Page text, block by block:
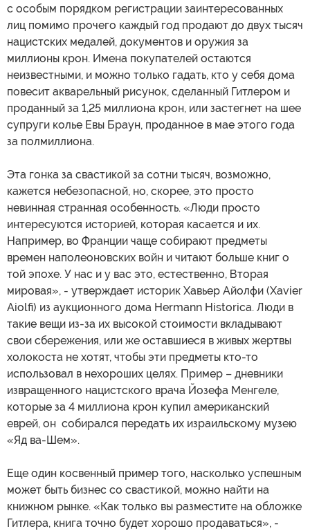
с особым порядком регистрации заинтересованных
лиц помимо прочего каждый год продают до двух тысяч
нацистских медалей, документов и оружия за
миллионы крон. Имена покупателей остаются
неизвестными, и можно только гадать, кто у себя дома
повесит акварельный рисунок, сделанный Гитлером и
проданный за 1,25 миллиона крон, или застегнет на шее
супруги колье Евы Браун, проданное в мае этого года
за полмиллиона.
Эта гонка за свастикой за сотни тысяч, возможно,
кажется небезопасной, но, скорее, это просто
невинная странная особенность. «Люди просто
интересуются историей, которая касается и их.
Например, во Франции чаще собирают предметы
времен наполеоновских войн и читают больше книг о
той эпохе. У нас и у вас это, естественно, Вторая
мировая», - утверждает историк Хавьер Айолфи (Xavier
Aiolfi) из аукционного дома Hermann Historica. Люди в
такие вещи из-за их высокой стоимости вкладывают
свои сбережения, или же оставшиеся в живых жертвы
холокоста не хотят, чтобы эти предметы кто-то
использовал в нехороших целях. Пример – дневники
извращенного нацистского врача Йозефа Менгеле,
которые за 4 миллиона крон купил американский
еврей, он собирался передать их израильскому музею
«Яд ва-Шем».
Еще один косвенный пример того, насколько успешным
может быть бизнес со свастикой, можно найти на
книжном рынке. «Как только вы разместите на обложке
Гитлера, книга точно будет хорошо продаваться», -